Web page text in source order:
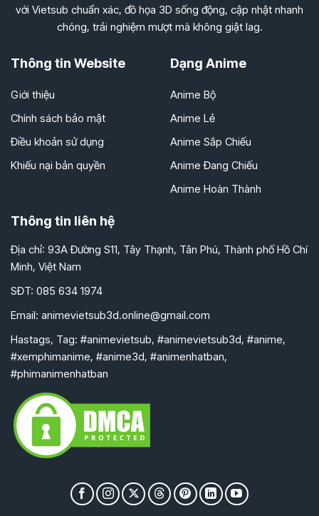
với Vietsub chuẩn xác, đồ họa 3D sống động, cập nhật nhanh
chóng, trải nghiệm mượt mà không giật lag.
Thông tin Website
Giới thiệu
Chính sách bảo mật
Điều khoản sử dụng
Khiếu nại bản quyền
Dạng Anime
Anime Bộ
Anime Lẻ
Anime Sắp Chiếu
Anime Đang Chiếu
Anime Hoàn Thành
Thông tin liên hệ
Địa chỉ: 93A Đường S11, Tây Thạnh, Tân Phú, Thành phố Hồ Chí
Minh, Việt Nam
SĐT: 085 634 1974
Email: animevietsub3d.online@gmail.com
Hastags, Tag: #animevietsub, #animevietsub3d, #anime,
#xemphimanime, #anime3d, #animenhatban,
#phimanimenhatban